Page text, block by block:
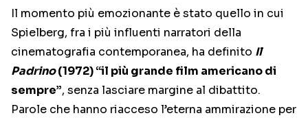
Il momento più emozionante è stato quello in cui
Spielberg, fra i più influenti narratori della
cinematografia contemporanea, ha definito Il
Padrino(1972) “il più grande film americano di
sempre”, senza lasciare margine al dibattito.
Parole che hanno riacceso l’eterna ammirazione per